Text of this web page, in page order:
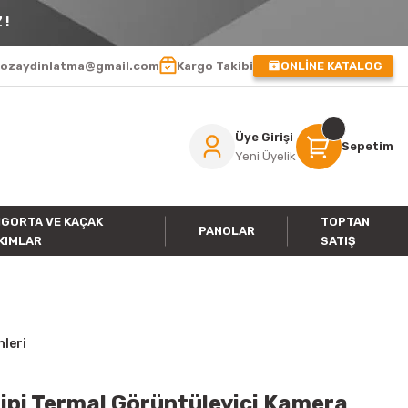
!
Kargo Takibi ONLİNE KATALOG
Üye Girişi
Yeni Üyelik
Sepetim
VE KAÇAK
PANOLAR
TOPTAN
SATIŞ